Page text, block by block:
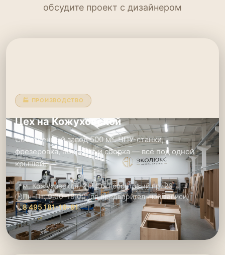
обсудите проект с дизайнером
🏭 ПРОИЗВОДСТВО
Цех на Кожуховской
Собственный завод 500 м². ЧПУ-станки,
фрезеровка, покраска и сборка — всё под одной
крышей.
📍м. Кожуховская, 2-й Южнопортовый пр. 26
🕑Пн–Пт: 9:00–18:00 (по предварительной записи)
📞8 495 181-19-91